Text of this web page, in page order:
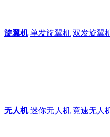
旋翼机 单发旋翼机 双发旋翼
无人机 迷你无人机 竞速无人